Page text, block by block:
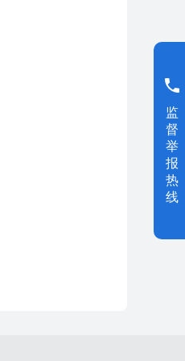
监
督
举
报
热
线